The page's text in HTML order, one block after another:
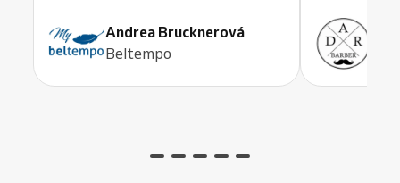
Andrea Brucknerová
Beltempo